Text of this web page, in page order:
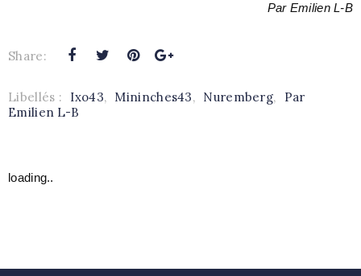
Par Emilien L-B
Share:
Libellés : Ixo43, Mininches43, Nuremberg,
Par
Emilien L-B
loading..